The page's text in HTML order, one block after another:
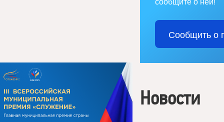
сообщите о ней!
Сообщить о
Новости